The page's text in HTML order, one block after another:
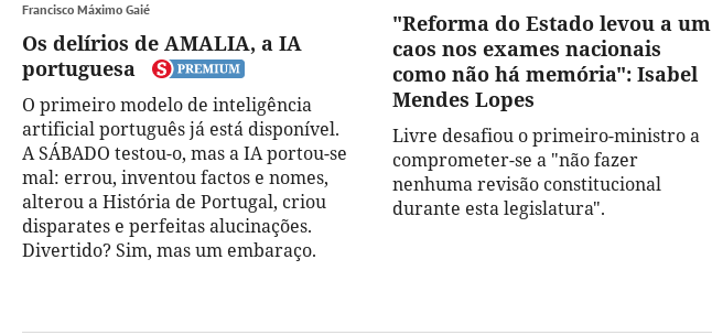
Francisco Máximo Gaié
Os delírios de AMALIA, a IA
portuguesa
O primeiro modelo de inteligência
artificial português já está disponível.
A SÁBADO testou-o, mas a IA portou-se
mal: errou, inventou factos e nomes,
alterou a História de Portugal, criou
disparates e perfeitas alucinações.
Divertido? Sim, mas um embaraço.
"Reforma do Estado levou a um
caos nos exames nacionais
como não há memória": Isabel
Mendes Lopes
Livre desafiou o primeiro-ministro a
comprometer-se a "não fazer
nenhuma revisão constitucional
durante esta legislatura".